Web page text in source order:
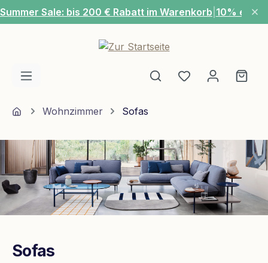
Zum Hauptinhalt springen
Summer Sale: bis 200 € Rabatt im Warenkorb 10% extra
Du hast 0
HomeWohnzimmer Sofas
Sofas